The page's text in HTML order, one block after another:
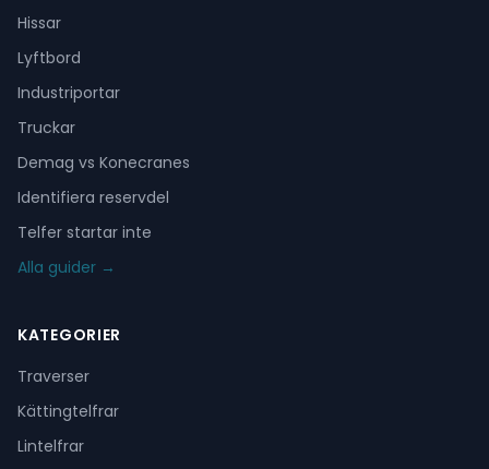
Hissar
Lyftbord
Industriportar
Truckar
Demag vs Konecranes
Identifiera reservdel
Telfer startar inte
Alla guider →
KATEGORIER
Traverser
Kättingtelfrar
Lintelfrar